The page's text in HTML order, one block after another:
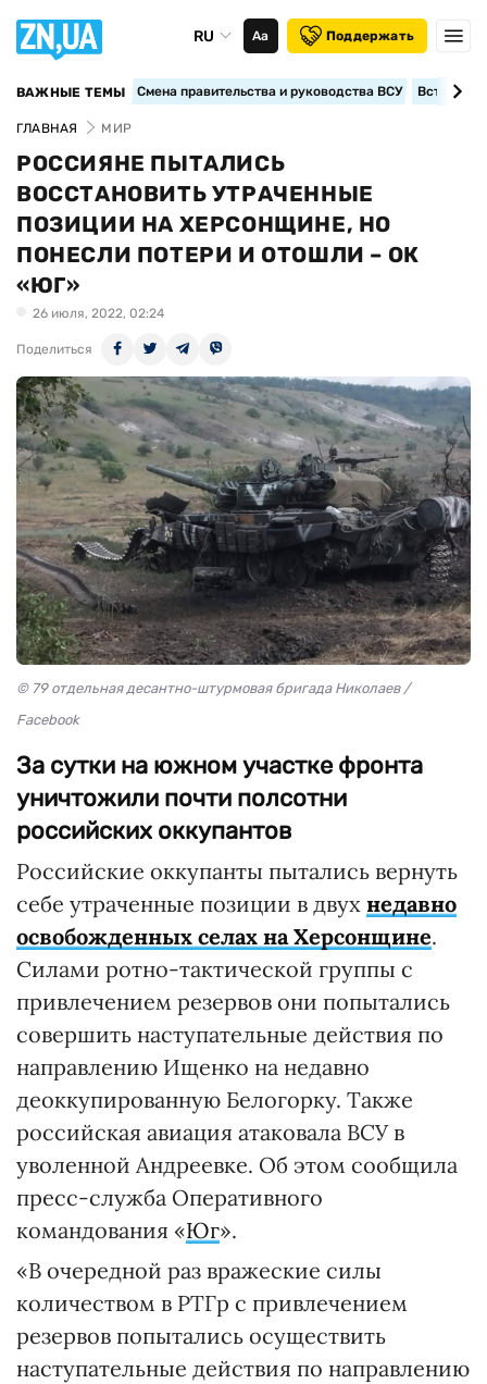
RU Аа Поддержать
ВАЖНЫЕ ТЕМЫ Смена правительства и руководства ВСУ
ГЛАВНАЯ МИР
РОССИЯНЕ ПЫТАЛИСЬ
ВОССТАНОВИТЬ УТРАЧЕННЫЕ
ПОЗИЦИИ НА ХЕРСОНЩИНЕ, НО
ПОНЕСЛИ ПОТЕРИ И ОТОШЛИ – ОК
«ЮГ»
26 июля, 2022, 02:24
Поделиться
© 79 отдельная десантно-штурмовая бригада Николаев /
Facebook
За сутки на южном участке фронта
уничтожили почти полсотни
российских оккупантов
Российские оккупанты пытались вернуть
себе утраченные позиции в двух недавно
освобожденных селах на Херсонщине.
Силами ротно-тактической группы с
привлечением резервов они попытались
совершить наступательные действия по
направлению Ищенко на недавно
деоккупированную Белогорку. Также
российская авиация атаковала ВСУ в
уволенной Андреевке. Об этом сообщила
пресс-служба Оперативного
командования «Юг».
«В очередной раз вражеские силы
количеством в РТГр с привлечением
резервов попытались осуществить
наступательные действия по направлению